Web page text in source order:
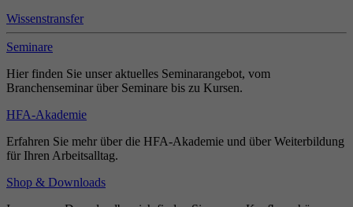
Wissenstransfer
Seminare
Hier finden Sie unser aktuelles Seminarangebot, vom
Branchenseminar über Seminare bis zu Kursen.
HFA-Akademie
Erfahren Sie mehr über die HFA-Akademie und über Weiterbildung
für Ihren Arbeitsalltag.
Shop & Downloads